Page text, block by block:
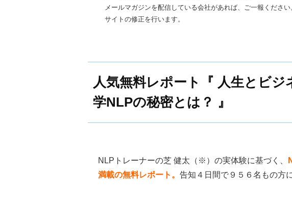
メールマガジンを配信している会社があれば、ご一報ください
サイトの修正を行います。
人気無料レポート『 人生とビ
学NLPの秘密とは？ 』
NLPトレーナーの芝 健太（※）の実体験に基づく、
満載の無料レポート。 告知４日間で９５６名もの方